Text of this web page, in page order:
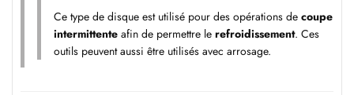
Ce type de disque est utilisé pour des opérations de coupe
intermittente afin de permettre le refroidissement. Ces
outils peuvent aussi être utilisés avec arrosage.